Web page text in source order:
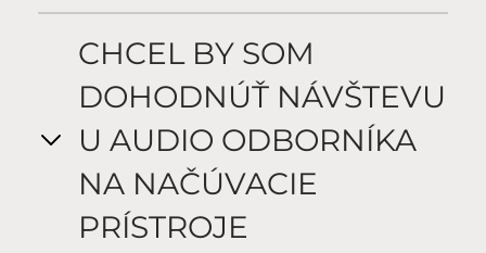
CHCEL BY SOM
DOHODNÚŤ NÁVŠTEVU
U AUDIO ODBORNÍKA
NA NAČÚVACIE
PRÍSTROJE